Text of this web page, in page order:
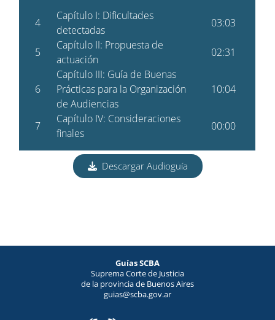
Descargar Audioguía
Guías SCBA
Suprema Corte de Justicia
de la provincia de Buenos Aires
guias@scba.gov.ar